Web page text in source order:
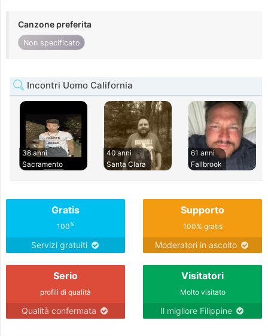
Canzone preferita
Non specificato
Incontri Uomo California
38 anni
Sacramento
40 anni
Santa Clara
61 anni
Fallbrook
Gratis
100%
Servizi gratuiti
Supporto
100% gratis
Moderatori in ascolto
Serio
profili di qualità
Qualità confermata
Visitatori
Molto visitato
Il migliore Filippine